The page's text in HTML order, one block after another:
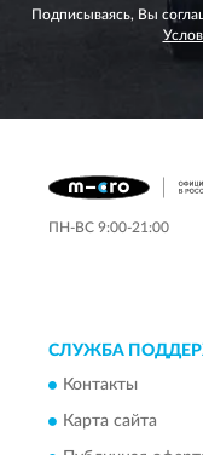
Подписываясь, Вы
ПН-ВС 9:00-21:00
СЛУЖБА
Контакты
Карта сайта